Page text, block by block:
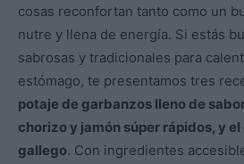
cosas reconfortan tanto como un
nutre y llena de energía. Si estás
sabrosas y tradicionales para
estómago, te presentamos tres
potaje de garbanzos lleno de
chorizo ​​y jamón súper rápidos, y
gallego. Con ingredientes